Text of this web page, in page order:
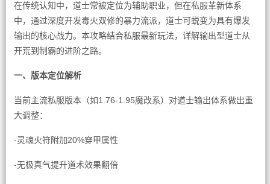
在传统认知中，道士常被定位为辅助职业，但在私服革新体系
中，通过深度开发毒火双修的暴力流派，道士可蜕变为具有爆发
输出的核心战力。本攻略结合私服最新玩法，详解输出型道士从
开荒到制霸的进阶之路。
一、版本定位解析
当前主流私服版本（如1.76-1.95魔改系）对道士输出体系做出重
大调整：
-灵魂火符附加20%穿甲属性
-无极真气提升道术效果翻倍